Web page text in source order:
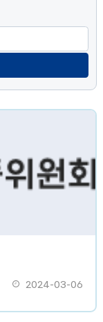
2024-03-06